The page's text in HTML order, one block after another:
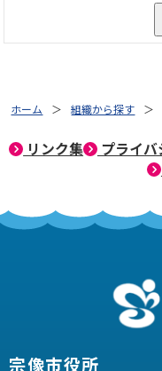
ホーム 組織から探す
リンク集 プライバ
宗像市役所